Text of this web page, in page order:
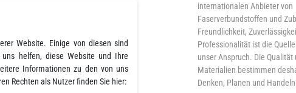
Widerrufsrecht
Widerrufsformular
Impressum
internationalen Anbieter von
Faserverbundstoffen und
Freundlichkeit,
Professionalität ist die
unser Anspruch. Die Qualität
Materialien bestimmen
Denken, Planen und Handeln.
Website. Einige von diesen sind
helfen, diese Website und Ihre
Informationen zu den von uns
Rechten als Nutzer finden Sie hier: